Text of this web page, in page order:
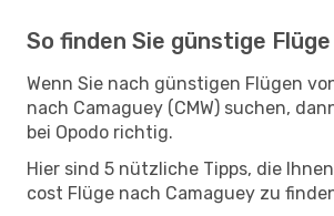
So finden Sie günstige Flüge
Wenn Sie nach günstigen Flügen
nach Camaguey (CMW) suchen,
bei Opodo richtig.
Hier sind 5 nützliche Tipps, die
cost Flüge nach Camaguey zu